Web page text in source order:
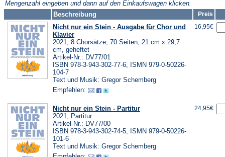
Mengenzahl eingeben und dann auf den Einkaufswagen klicken.
Beschreibung
Preis
Nicht nur ein Stein - Ausgabe für Chor und
Klavier
2021, 8 Chorsätze, 70 Seiten, 21 cm x 29,7
cm, geheftet
Artikel-Nr.: DV77/01
ISBN 978-3-943-302-77-6, ISMN 979-0-50226-
104-7
Text und Musik: Gregor Schemberg
Empfehlen:
16,95€
Nicht nur ein Stein - Partitur
2021, Partitur
Artikel-Nr.: DV77/00
ISBN 978-3-943-302-74-5, ISMN 979-0-50226-
101-6
Text und Musik: Gregor Schemberg
24,95€